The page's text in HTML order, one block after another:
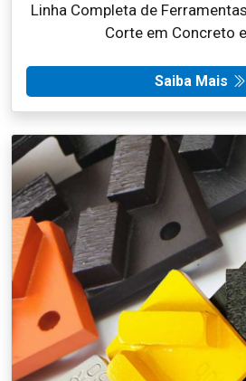
Corte em Concreto
Saiba Mais